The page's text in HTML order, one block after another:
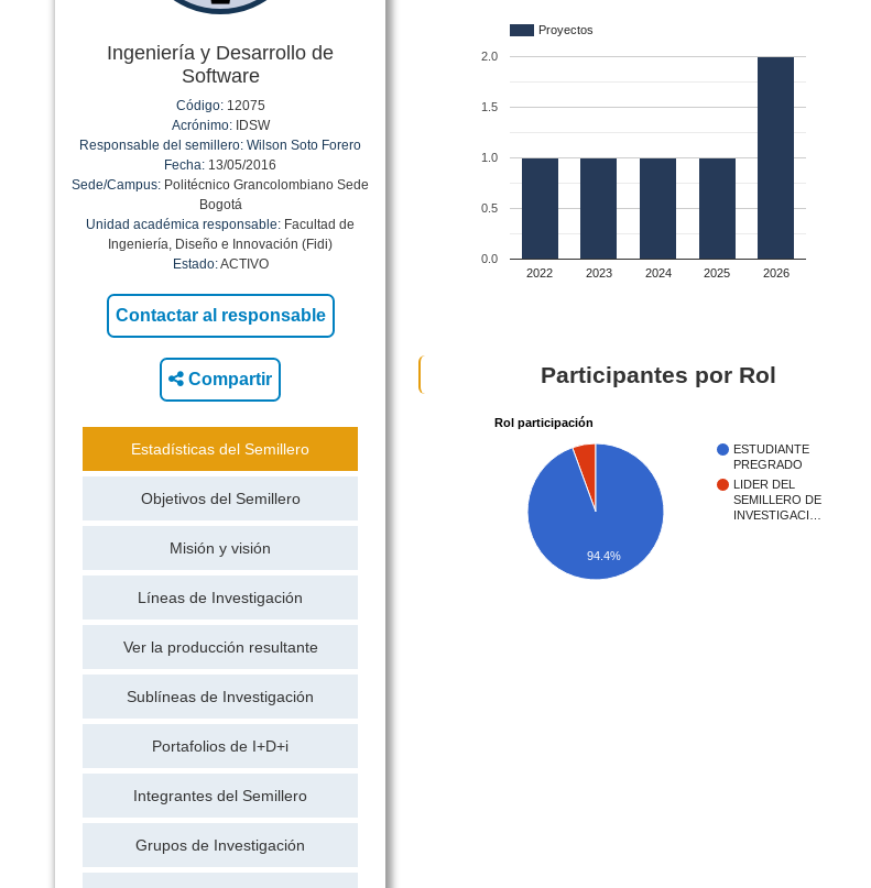
Ingeniería y Desarrollo de
Software
Código:12075
Acrónimo:IDSW
Responsable del semillero: Wilson Soto Forero
Fecha: 13/05/2016
Sede/Campus: Politécnico Grancolombiano Sede
Bogotá
Unidad académica responsable: Facultad de
Ingeniería, Diseño e Innovación (Fidi)
Estado:ACTIVO
Compartir
Estadísticas del Semillero
Objetivos del Semillero
Misión y visión
Líneas de Investigación
Ver la producción resultante
Sublíneas de Investigación
Portafolios de I+D+i
Integrantes del Semillero
Grupos de Investigación
Proyectos
2022 2023 2024 2025 2026
0.0
0.5
1.0
1.5
2.0
Participantes por Rol
Rol participación
ESTUDIANTE
PREGRADO
LIDER DEL
SEMILLERO DE
INVESTIGACI…
94.4%